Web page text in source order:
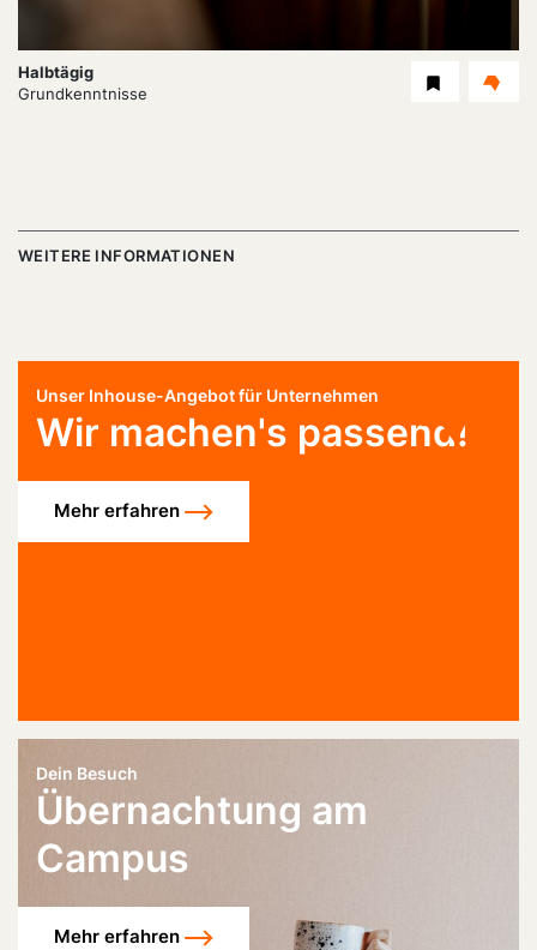
Dauer:
Halbtägig
Level
Grundkenntnisse
WEITERE INFORMATIONEN
Unser Inhouse-Angebot für Unternehmen
Wir machen's passend!
Mehr erfahren
Dein Besuch
Übernachtung am
Campus
Mehr erfahren